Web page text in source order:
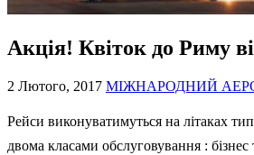
Акція! Квіток до Риму
2 Лютого, 2017 МІЖНАРОДНИЙ
Рейси виконуватимуться на літаках
двома класами обслуговування : бізнес